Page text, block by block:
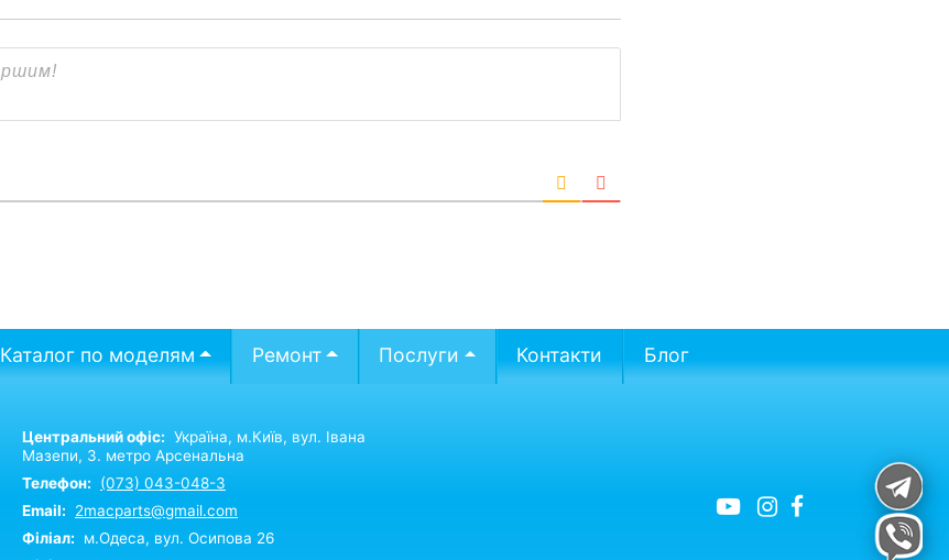
Каталог по моделям Ремонт Послуги Контакти Блог
Центральний офіс: Україна, м.Київ, вул. Івана
Мазепи, 3. метро Арсенальна
Телефон:
(073) 043-048-3
Email:
2macparts@gmail.com
Філіал:
м.Одеса, вул. Осипова 26